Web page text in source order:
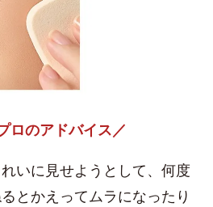
ロのアドバイス／
いに見せようとして、何度
とかえってムラになったり